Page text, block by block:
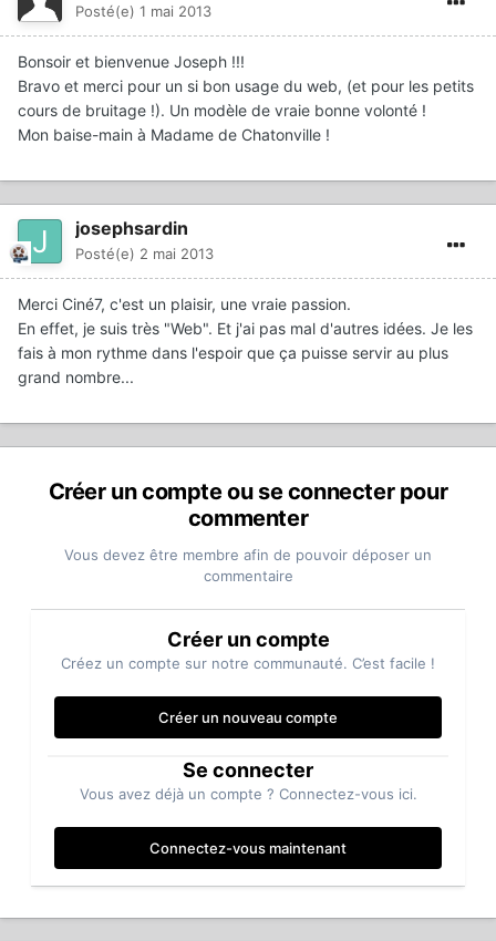
Posté(e) 1 mai 2013
Bonsoir et bienvenue Joseph !!!
Bravo et merci pour un si bon usage du web, (et pour les petits
cours de bruitage !). Un modèle de vraie bonne volonté !
Mon baise-main à Madame de Chatonville !
josephsardin
Posté(e) 2 mai 2013
Merci Ciné7, c'est un plaisir, une vraie passion.
En effet, je suis très "Web". Et j'ai pas mal d'autres idées. Je les
fais à mon rythme dans l'espoir que ça puisse servir au plus
grand nombre...
Créer un compte ou se connecter pour
commenter
Vous devez être membre afin de pouvoir déposer un
commentaire
Créer un compte
Créez un compte sur notre communauté. C’est facile !
Créer un nouveau compte
Se connecter
Vous avez déjà un compte ? Connectez-vous ici.
Connectez-vous maintenant